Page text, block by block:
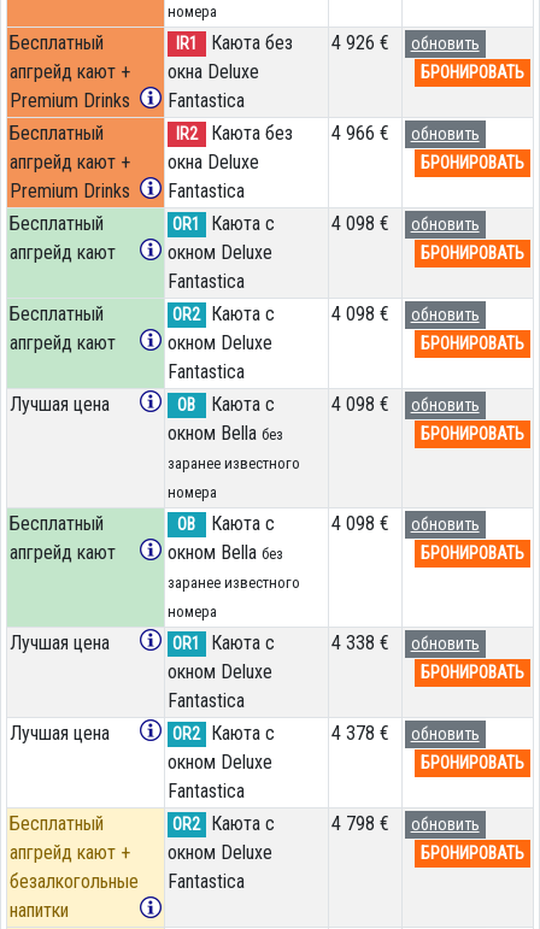
номера
Бесплатный
апгрейд кают +
Premium Drinks
IR1
Каюта без
окна Deluxe
Fantastica
4 926 €
обновить
БРОНИРОВАТЬ
Бесплатный
апгрейд кают +
Premium Drinks
IR2
Каюта без
окна Deluxe
Fantastica
4 966 €
обновить
БРОНИРОВАТЬ
Бесплатный
апгрейд кают
OR1
Каюта с
окном Deluxe
Fantastica
4 098 €
обновить
БРОНИРОВАТЬ
Бесплатный
апгрейд кают
OR2
Каюта с
окном Deluxe
Fantastica
4 098 €
обновить
БРОНИРОВАТЬ
Лучшая цена OB
Каюта с
окном Bella без
заранее известного
номера
4 098 €
обновить
БРОНИРОВАТЬ
Бесплатный
апгрейд кают
OB
Каюта с
окном Bella без
заранее известного
номера
4 098 €
обновить
БРОНИРОВАТЬ
Лучшая цена OR1
Каюта с
окном Deluxe
Fantastica
4 338 €
обновить
БРОНИРОВАТЬ
Лучшая цена OR2
Каюта с
окном Deluxe
Fantastica
4 378 €
обновить
БРОНИРОВАТЬ
Бесплатный
апгрейд кают +
безалкогольные
напитки
OR2
Каюта с
окном Deluxe
Fantastica
4 798 €
обновить
БРОНИРОВАТЬ